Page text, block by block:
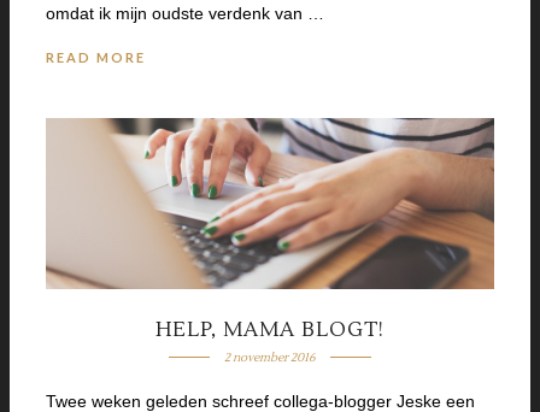
omdat ik mijn oudste verdenk van …
READ MORE
HELP, MAMA BLOGT!
2 november 2016
Twee weken geleden schreef collega-blogger Jeske een